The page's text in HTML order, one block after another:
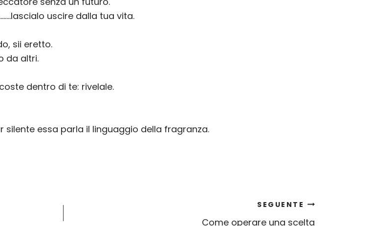
uscire dalla tua vita.
sii eretto.
da altri.
dentro di te: rivelale.
silente essa parla il linguaggio della fragranza.
SEGUENTE
Come operare una scelta